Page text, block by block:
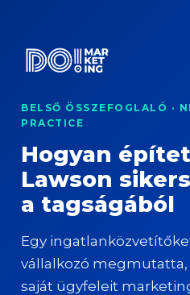
BELSŐ ÖSSZEFOGLALÓ ·
PRACTICE
Hogyan
Lawson
a tagságából
Egy
vállalkozó megmutatta,
saját ügyfeleit